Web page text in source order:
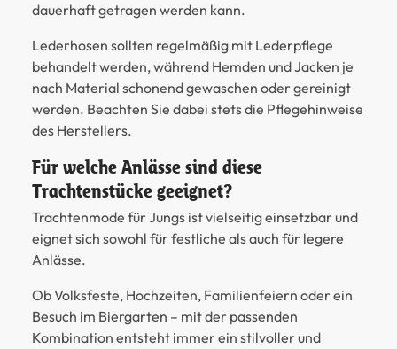
dauerhaft getragen werden kann.
Lederhosen sollten regelmäßig mit Lederpflege
behandelt werden, während Hemden und Jacken je
nach Material schonend gewaschen oder gereinigt
werden. Beachten Sie dabei stets die Pflegehinweise
des Herstellers.
Für welche Anlässe sind diese
Trachtenstücke geeignet?
Trachtenmode für Jungs ist vielseitig einsetzbar und
eignet sich sowohl für festliche als auch für legere
Anlässe.
Ob Volksfeste, Hochzeiten, Familienfeiern oder ein
Besuch im Biergarten – mit der passenden
Kombination entsteht immer ein stilvoller und